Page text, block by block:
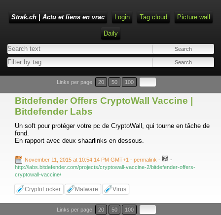
Strak.ch | Actu et liens en vrac Login Tag cloud Picture wall
Daily
Links per page: 20 50 100
Bitdefender Offers CryptoWall Vaccine |
Bitdefender Labs
Un soft pour protéger votre pc de CryptoWall, qui tourne en tâche de
fond.
En rapport avec deux shaarlinks en dessous.
November 11, 2015 at 10:54:14 PM GMT+1 - permalink - -
http://labs.bitdefender.com/projects/cryptowall-vaccine-2/bitdefender-offers-
cryptowall-vaccine/
CryptoLocker Malware Virus
Links per page: 20 50 100